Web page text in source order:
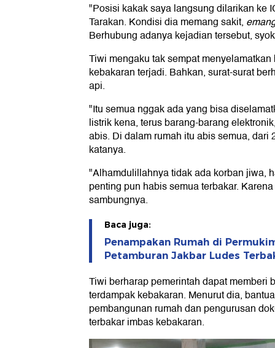
"Posisi kakak saya langsung dilarikan ke
Tarakan. Kondisi dia memang sakit,
Berhubung adanya kejadian tersebut,
Tiwi mengaku tak sempat
kebakaran terjadi. Bahkan, surat-surat
api.
"Itu semua nggak ada yang bisa
listrik kena, terus barang-barang elektronik,
abis. Di dalam rumah itu abis semua, dari
katanya.
"Alhamdulillahnya tidak ada korban jiwa,
penting pun habis semua terbakar.
sambungnya.
Baca juga:
Penampakan Rumah di
Petamburan Jakbar Ludes
Tiwi berharap pemerintah dapat memberi
terdampak kebakaran. Menurut dia,
pembangunan rumah dan pengurusan
terbakar imbas kebakaran.